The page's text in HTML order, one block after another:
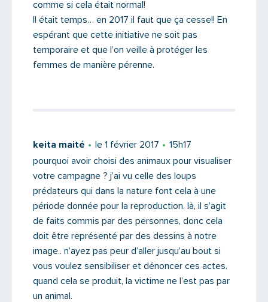
comme si cela était normal!
Il était temps… en 2017 il faut que ça cesse!! En
espérant que cette initiative ne soit pas
temporaire et que l’on veille à protéger les
femmes de manière pérenne.
keita maité le 1 février 2017
15h17
pourquoi avoir choisi des animaux pour visualiser
votre campagne ? j’ai vu celle des loups
prédateurs qui dans la nature font cela à une
période donnée pour la reproduction. là, il s’agit
de faits commis par des personnes, donc cela
doit être représenté par des dessins à notre
image.. n’ayez pas peur d’aller jusqu’au bout si
vous voulez sensibiliser et dénoncer ces actes.
quand cela se produit, la victime ne l’est pas par
un animal.